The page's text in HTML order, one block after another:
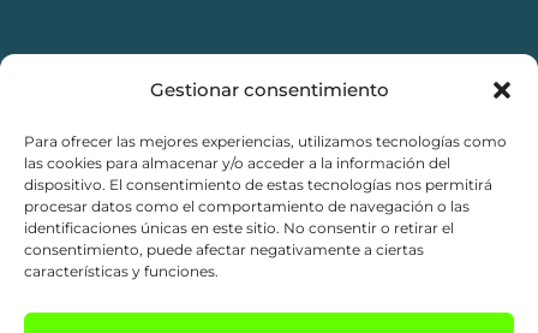
Gestionar consentimiento
Para ofrecer las mejores experiencias, utilizamos tecnologías como
las cookies para almacenar y/o acceder a la información del
dispositivo. El consentimiento de estas tecnologías nos permitirá
procesar datos como el comportamiento de navegación o las
identificaciones únicas en este sitio. No consentir o retirar el
consentimiento, puede afectar negativamente a ciertas
características y funciones.
Aviso legal
Política de privacidad
Política de Cookies